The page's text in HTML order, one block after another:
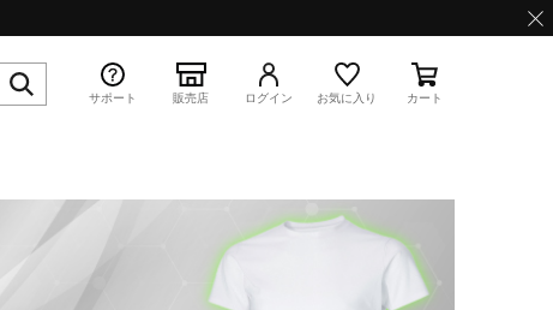
特集
サポート 販売店 ログイン お気に入り カート